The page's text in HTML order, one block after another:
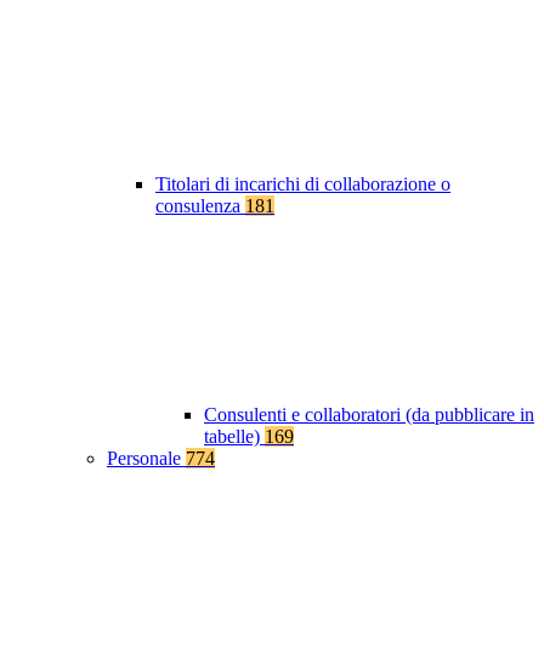
Titolari di incarichi di collaborazione o
consulenza 181
Consulenti e collaboratori (da pubblicare in
tabelle) 169
Personale 774